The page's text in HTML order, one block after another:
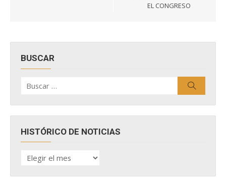
EL CONGRESO
BUSCAR
por:
HISTÓRICO DE NOTICIAS
HISTÓRICO
DE